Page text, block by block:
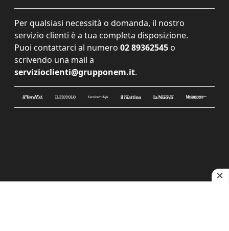
Per qualsiasi necessità o domanda, il nostro
servizio clienti è a tua completa disposizione.
Puoi contattarci al numero 02 89362545 o
scrivendo una mail a
servizioclienti@grupponem.it.